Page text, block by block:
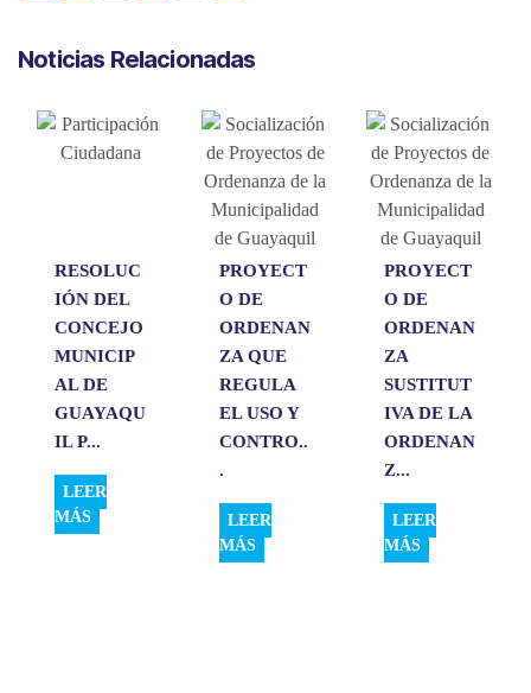
t
A
e
o
o
k
i
p
r
t
i
r
Noticias Relacionadas
RESOLUC
IÓN DEL
CONCEJO
MUNICIP
AL DE
GUAYAQU
IL P...
LEER
MÁS
PROYECT
O DE
ORDENAN
ZA QUE
REGULA
EL USO Y
CONTRO..
.
LEER
MÁS
PROYECT
O DE
ORDENAN
ZA
SUSTITUT
IVA DE LA
ORDENAN
Z...
LEER
MÁS